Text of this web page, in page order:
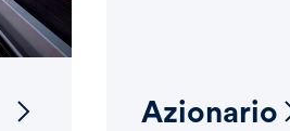
Azionario